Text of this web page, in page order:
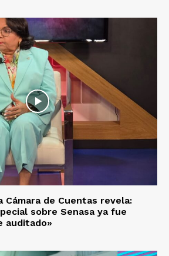
Cámara de Cuentas revela:
sobre Senasa ya fue
auditado»